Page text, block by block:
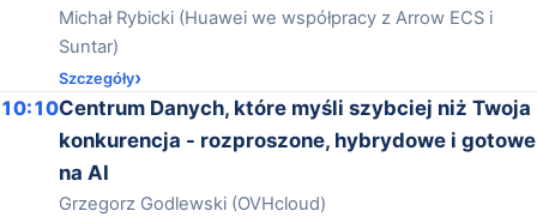
Michał Rybicki (Huawei we współpracy z Arrow ECS i
Suntar)
Szczegóły
10:10Centrum Danych, które myśli szybciej niż Twoja
konkurencja - rozproszone, hybrydowe i gotowe
na AI
Grzegorz Godlewski (OVHcloud)